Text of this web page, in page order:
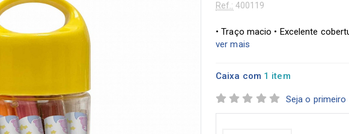
Ref.: 400119
• Traço macio • Excelente
ver mais
Caixa com 1 item
Seja o primeiro